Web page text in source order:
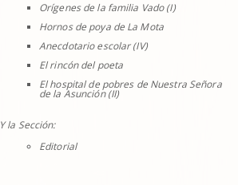
Orígenes de la familia Vado (I)
Hornos de poya de La Mota
Anecdotario escolar (IV)
El rincón del poeta
El hospital de pobres de Nuestra Señora
de la Asunción (II)
Y la Sección:
Editorial